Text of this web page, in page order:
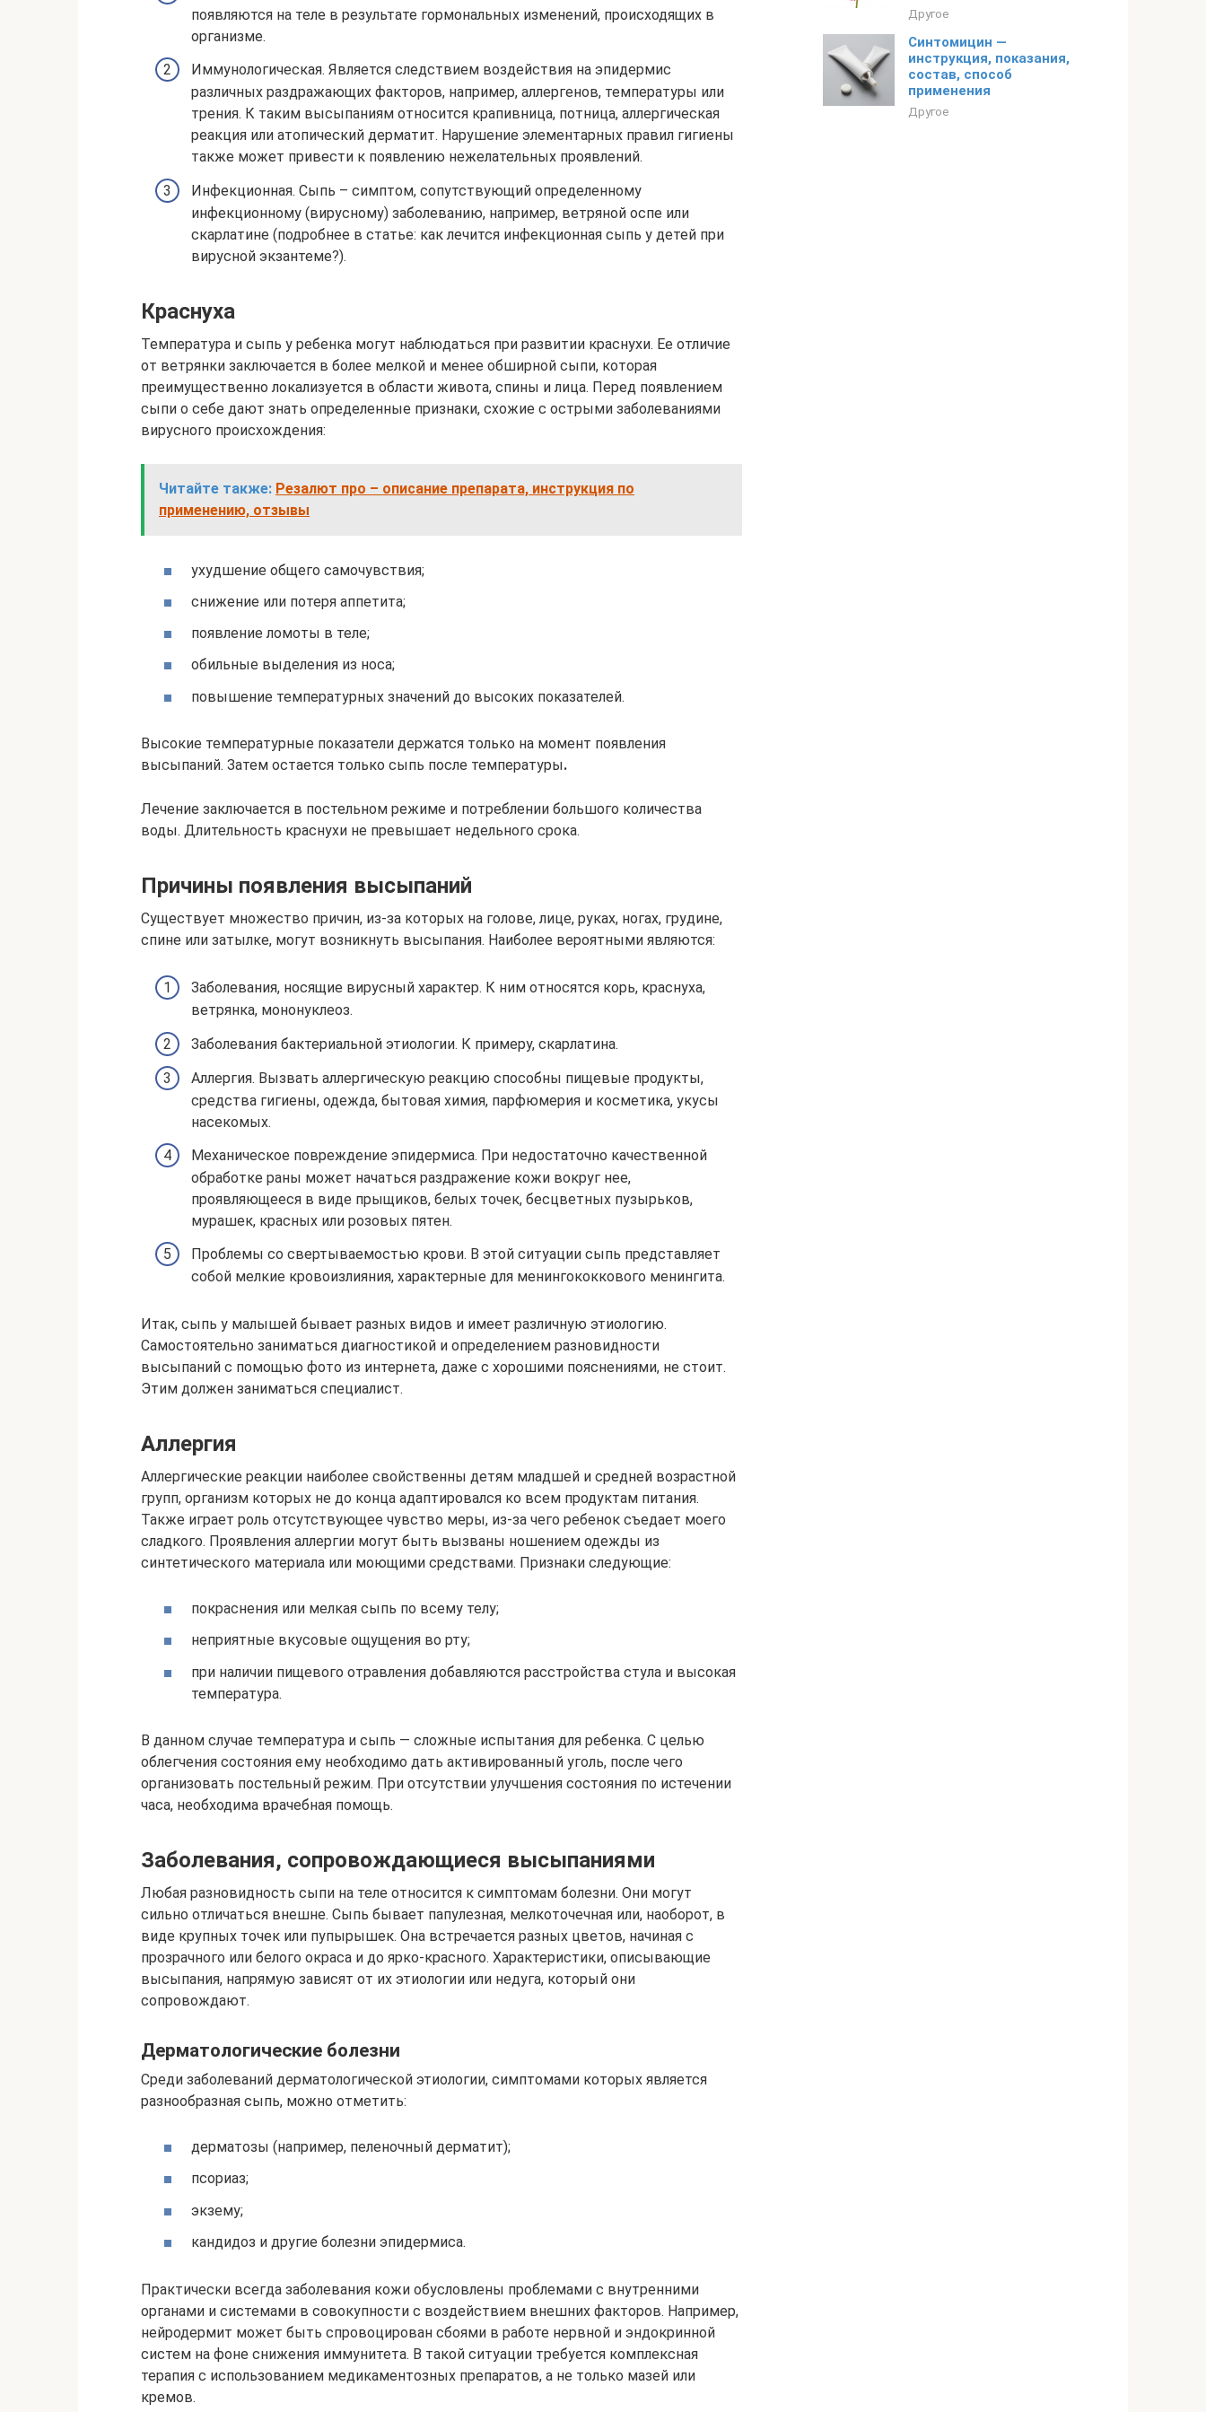
появляются на теле в результате гормональных изменений, происходящих в
организме.
Иммунологическая. Является следствием воздействия на эпидермис
различных раздражающих факторов, например, аллергенов, температуры или
трения. К таким высыпаниям относится крапивница, потница, аллергическая
реакция или атопический дерматит. Нарушение элементарных правил гигиены
также может привести к появлению нежелательных проявлений.
Инфекционная. Сыпь – симптом, сопутствующий определенному
инфекционному (вирусному) заболеванию, например, ветряной оспе или
скарлатине (подробнее в статье: как лечится инфекционная сыпь у детей при
вирусной экзантеме?).
Краснуха
Температура и сыпь у ребенка могут наблюдаться при развитии краснухи. Ее отличие
от ветрянки заключается в более мелкой и менее обширной сыпи, которая
преимущественно локализуется в области живота, спины и лица. Перед появлением
сыпи о себе дают знать определенные признаки, схожие с острыми заболеваниями
вирусного происхождения:
Читайте также: Резалют про – описание препарата, инструкция по
применению, отзывы
ухудшение общего самочувствия;
снижение или потеря аппетита;
появление ломоты в теле;
обильные выделения из носа;
повышение температурных значений до высоких показателей.
Высокие температурные показатели держатся только на момент появления
высыпаний. Затем остается только сыпь после температуры.
Лечение заключается в постельном режиме и потреблении большого количества
воды. Длительность краснухи не превышает недельного срока.
Причины появления высыпаний
Существует множество причин, из-за которых на голове, лице, руках, ногах, грудине,
спине или затылке, могут возникнуть высыпания. Наиболее вероятными являются:
Заболевания, носящие вирусный характер. К ним относятся корь, краснуха,
ветрянка, мононуклеоз.
Заболевания бактериальной этиологии. К примеру, скарлатина.
Аллергия. Вызвать аллергическую реакцию способны пищевые продукты,
средства гигиены, одежда, бытовая химия, парфюмерия и косметика, укусы
насекомых.
Механическое повреждение эпидермиса. При недостаточно качественной
обработке раны может начаться раздражение кожи вокруг нее,
проявляющееся в виде прыщиков, белых точек, бесцветных пузырьков,
мурашек, красных или розовых пятен.
Проблемы со свертываемостью крови. В этой ситуации сыпь представляет
собой мелкие кровоизлияния, характерные для менингококкового менингита.
Итак, сыпь у малышей бывает разных видов и имеет различную этиологию.
Самостоятельно заниматься диагностикой и определением разновидности
высыпаний с помощью фото из интернета, даже с хорошими пояснениями, не стоит.
Этим должен заниматься специалист.
Аллергия
Аллергические реакции наиболее свойственны детям младшей и средней возрастной
групп, организм которых не до конца адаптировался ко всем продуктам питания.
Также играет роль отсутствующее чувство меры, из-за чего ребенок съедает моего
сладкого. Проявления аллергии могут быть вызваны ношением одежды из
синтетического материала или моющими средствами. Признаки следующие:
покраснения или мелкая сыпь по всему телу;
неприятные вкусовые ощущения во рту;
при наличии пищевого отравления добавляются расстройства стула и высокая
температура.
В данном случае температура и сыпь — сложные испытания для ребенка. С целью
облегчения состояния ему необходимо дать активированный уголь, после чего
организовать постельный режим. При отсутствии улучшения состояния по истечении
часа, необходима врачебная помощь.
Заболевания, сопровождающиеся высыпаниями
Любая разновидность сыпи на теле относится к симптомам болезни. Они могут
сильно отличаться внешне. Сыпь бывает папулезная, мелкоточечная или, наоборот, в
виде крупных точек или пупырышек. Она встречается разных цветов, начиная с
прозрачного или белого окраса и до ярко-красного. Характеристики, описывающие
высыпания, напрямую зависят от их этиологии или недуга, который они
сопровождают.
Дерматологические болезни
Среди заболеваний дерматологической этиологии, симптомами которых является
разнообразная сыпь, можно отметить:
дерматозы (например, пеленочный дерматит);
псориаз;
экзему;
кандидоз и другие болезни эпидермиса.
Практически всегда заболевания кожи обусловлены проблемами с внутренними
органами и системами в совокупности с воздействием внешних факторов. Например,
нейродермит может быть спровоцирован сбоями в работе нервной и эндокринной
систем на фоне снижения иммунитета. В такой ситуации требуется комплексная
терапия с использованием медикаментозных препаратов, а не только мазей или
кремов.
Другое
Синтомицин —
инструкция, показания,
состав, способ
применения
Другое